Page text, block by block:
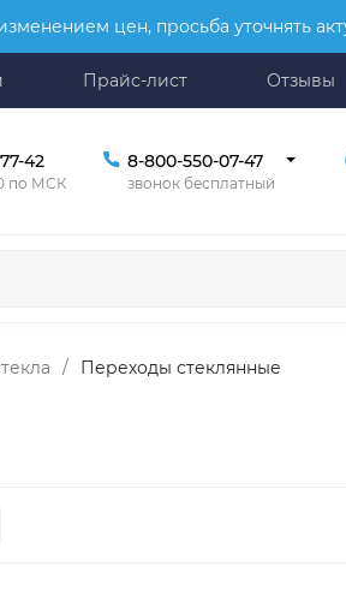
цен, просьба уточнять
Прайс-лист Отзывы
42
по МСК
8-800-550-07-47
звонок бесплатный
/ Переходы стеклянные